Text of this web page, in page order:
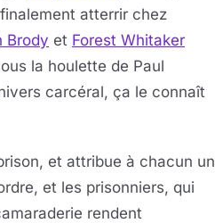
atterrir chez
Brody et Forest Whitaker
la houlette de Paul
carcéral, ça le connaît
et attribue à chacun un
et les prisonniers, qui
rendent